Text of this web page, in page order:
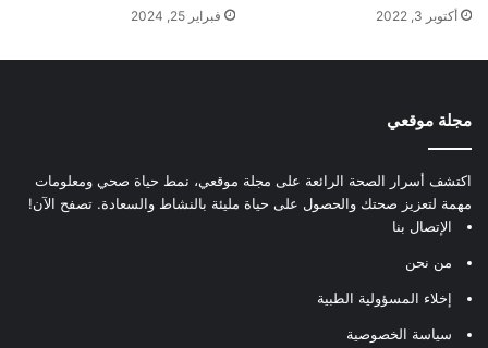
أكتوبر 3, 2022 فبراير 25, 2024
مجلة موقعي
اكتشف أسرار الصحة الرائعة على مجلة موقعي، نمط حياة صحي ومعلومات
مهمة لتعزيز صحتك والحصول على حياة مليئة بالنشاط والسعادة. تصفح الآن!
الإتصال بنا
من نحن
إخلاء المسؤولية الطبية
سياسة الخصوصية